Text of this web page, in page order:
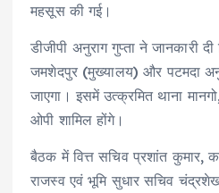
महसूस की गई।
डीजीपी अनुराग गुप्ता ने जानकारी
जमशेदपुर (मुख्यालय) और पटमदा
जाएगा। इसमें उत्क्रमित थाना
ओपी शामिल होंगे।
बैठक में वित्त सचिव प्रशांत कुमार,
राजस्व एवं भूमि सुधार सचिव